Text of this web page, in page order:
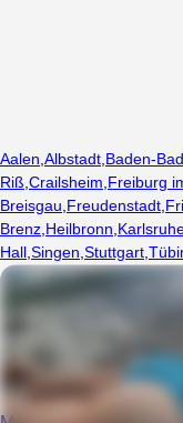
Aalen,Albstadt,Baden-
Riß,Crailsheim,Freiburg
Breisgau,Freudenstadt,
Brenz,Heilbronn,
Hall,Singen,Stuttgart,